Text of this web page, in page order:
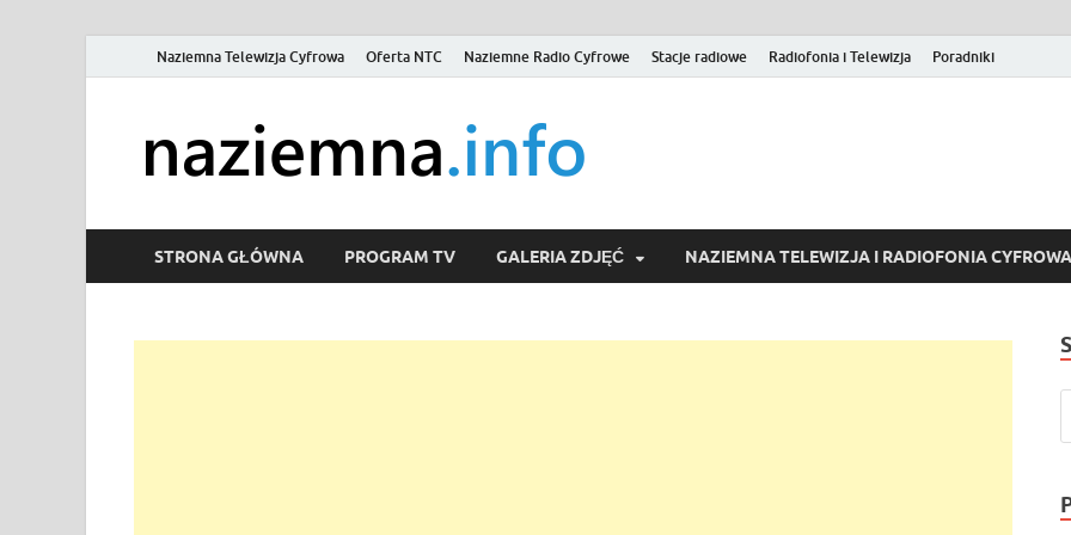
Naziemna Telewizja Cyfrowa Oferta NTC Naziemne Radio Cyfrowe Stacje radiowe Radiofonia i Telewizja Poradniki
Wideo online, VOD
STRONA GŁÓWNA PROGRAM TV GALERIA ZDJĘĆ NAZIEMNA TELEWIZJA I RADIOFONIA CYFROWA